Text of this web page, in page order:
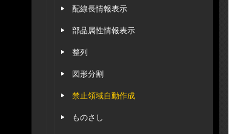
配線長情報表示
部品属性情報表示
整列
図形分割
禁止領域自動作成
ものさし